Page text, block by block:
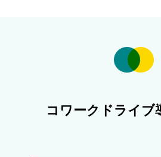
コワークドライブ